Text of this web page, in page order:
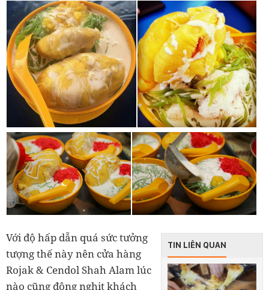
TIN LIÊN QUAN
Với độ hấp dẫn quá sức tưởng
tượng thế này nên cửa hàng
Rojak & Cendol Shah Alam lúc
nào cũng đông nghịt khách